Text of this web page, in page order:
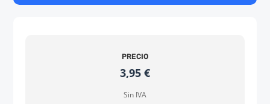
PRECIO
3,95 €
Sin IVA